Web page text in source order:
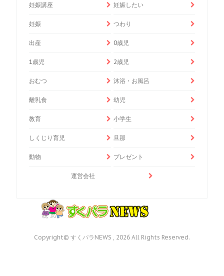
妊娠講座 妊娠したい
妊娠 つわり
出産 0歳児
1歳児 2歳児
おむつ 沐浴・お風呂
離乳食 幼児
教育 小学生
しくじり育児 旦那
動物 プレゼント
運営会社
Copyright© すくパラNEWS , 2026 All Rights Reserved.